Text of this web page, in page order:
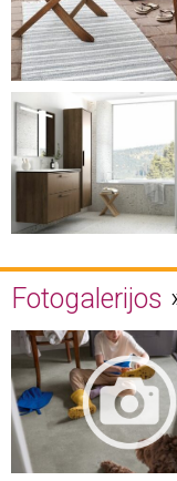
Fotogalerijos